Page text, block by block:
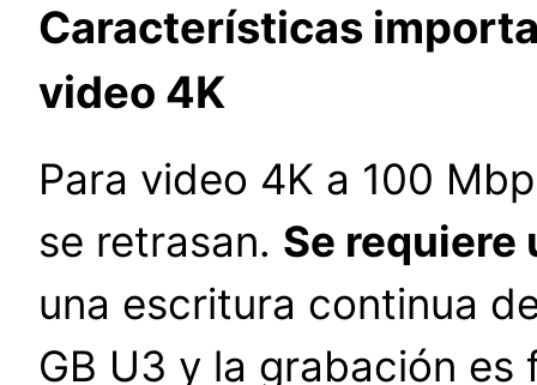
Características
video 4K
Para video 4K a 100
se retrasan. Se requiere
una escritura continua
GB U3 y la grabación